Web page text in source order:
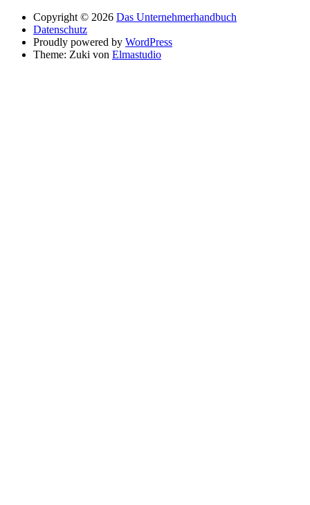
Copyright © 2026 Das Unternehmerhandbuch
Datenschutz
Proudly powered by WordPress
Theme: Zuki von Elmastudio